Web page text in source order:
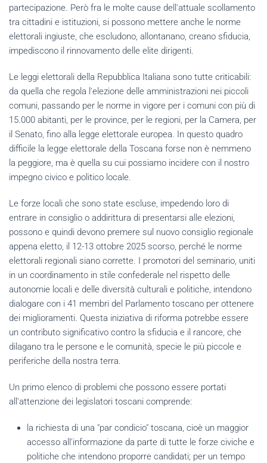
partecipazione. Però fra le molte cause dell'attuale scollamento
tra cittadini e istituzioni, si possono mettere anche le norme
elettorali ingiuste, che escludono, allontanano, creano sfiducia,
impediscono il rinnovamento delle elite dirigenti.
Le leggi elettorali della Repubblica Italiana sono tutte criticabili:
da quella che regola l'elezione delle amministrazioni nei piccoli
comuni, passando per le norme in vigore per i comuni con più di
15.000 abitanti, per le province, per le regioni, per la Camera, per
il Senato, fino alla legge elettorale europea. In questo quadro
difficile la legge elettorale della Toscana forse non è nemmeno
la peggiore, ma è quella su cui possiamo incidere con il nostro
impegno civico e politico locale.
Le forze locali che sono state escluse, impedendo loro di
entrare in consiglio o addirittura di presentarsi alle elezioni,
possono e quindi devono premere sul nuovo consiglio regionale
appena eletto, il 12-13 ottobre 2025 scorso, perché le norme
elettorali regionali siano corrette. I promotori del seminario, uniti
in un coordinamento in stile confederale nel rispetto delle
autonomie locali e delle diversità culturali e politiche, intendono
dialogare con i 41 membri del Parlamento toscano per ottenere
dei miglioramenti. Questa iniziativa di riforma potrebbe essere
un contributo significativo contro la sfiducia e il rancore, che
dilagano tra le persone e le comunità, specie le più piccole e
periferiche della nostra terra.
Un primo elenco di problemi che possono essere portati
all'attenzione dei legislatori toscani comprende:
la richiesta di una "par condicio" toscana, cioè un maggior
accesso all'informazione da parte di tutte le forze civiche e
politiche che intendono proporre candidati; per un tempo